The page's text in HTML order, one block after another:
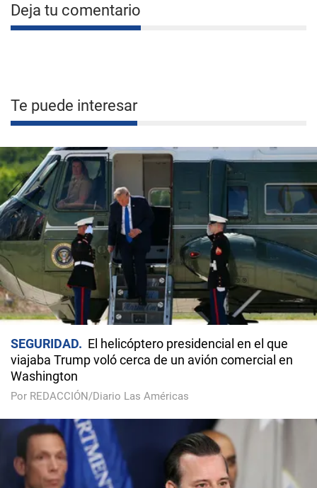
Deja tu comentario
Te puede interesar
SEGURIDAD
El helicóptero presidencial en el que
viajaba Trump voló cerca de un avión comercial en
Washington
Por REDACCIÓN/Diario Las Américas